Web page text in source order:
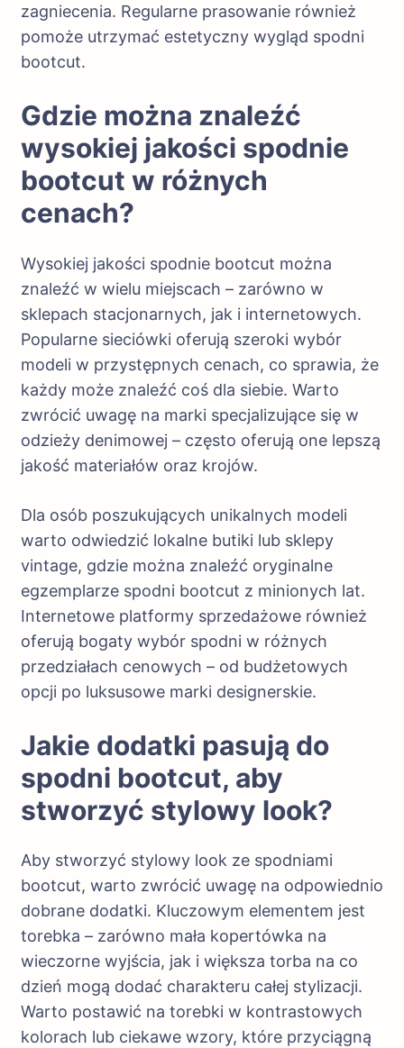
zagniecenia. Regularne prasowanie również
pomoże utrzymać estetyczny wygląd spodni
bootcut.
Gdzie można znaleźć
wysokiej jakości spodnie
bootcut w różnych
cenach?
Wysokiej jakości spodnie bootcut można
znaleźć w wielu miejscach – zarówno w
sklepach stacjonarnych, jak i internetowych.
Popularne sieciówki oferują szeroki wybór
modeli w przystępnych cenach, co sprawia, że
każdy może znaleźć coś dla siebie. Warto
zwrócić uwagę na marki specjalizujące się w
odzieży denimowej – często oferują one lepszą
jakość materiałów oraz krojów.
Dla osób poszukujących unikalnych modeli
warto odwiedzić lokalne butiki lub sklepy
vintage, gdzie można znaleźć oryginalne
egzemplarze spodni bootcut z minionych lat.
Internetowe platformy sprzedażowe również
oferują bogaty wybór spodni w różnych
przedziałach cenowych – od budżetowych
opcji po luksusowe marki designerskie.
Jakie dodatki pasują do
spodni bootcut, aby
stworzyć stylowy look?
Aby stworzyć stylowy look ze spodniami
bootcut, warto zwrócić uwagę na odpowiednio
dobrane dodatki. Kluczowym elementem jest
torebka – zarówno mała kopertówka na
wieczorne wyjścia, jak i większa torba na co
dzień mogą dodać charakteru całej stylizacji.
Warto postawić na torebki w kontrastowych
kolorach lub ciekawe wzory, które przyciągną